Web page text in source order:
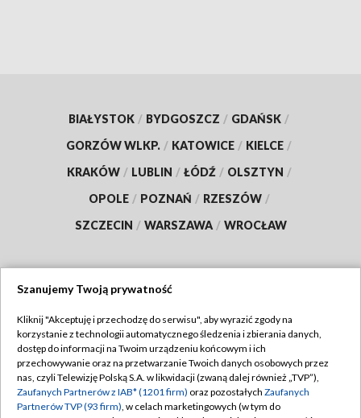
BIAŁYSTOK / BYDGOSZCZ / GDAŃSK /
GORZÓW WLKP. / KATOWICE / KIELCE /
KRAKÓW / LUBLIN / ŁÓDŹ / OLSZTYN /
OPOLE / POZNAŃ / RZESZÓW /
SZCZECIN / WARSZAWA / WROCŁAW
TVP
Abonament TVP
Emisja w TVP
Regulamin TVP
Polityka prywatności
Szanujemy Twoją prywatność
Kliknij "Akceptuję i przechodzę do serwisu", aby wyrazić zgody na
korzystanie z technologii automatycznego śledzenia i zbierania danych,
dostęp do informacji na Twoim urządzeniu końcowym i ich
przechowywanie oraz na przetwarzanie Twoich danych osobowych przez
nas, czyli Telewizję Polską S.A. w likwidacji (zwaną dalej również „TVP”),
Zaufanych Partnerów z IAB* (1201 firm) oraz pozostałych Zaufanych
Partnerów TVP (93 firm), w celach marketingowych (w tym do